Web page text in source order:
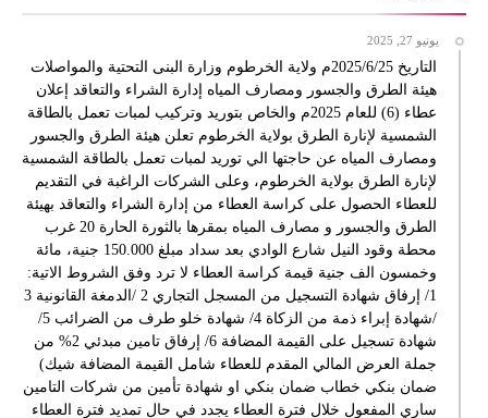
يونيو 27, 2025
التاريخ 2025/6/25م ولاية الخرطوم وزارة البنى التحتية والمواصلات
هيئة الطرق والجسور ومصارف المياه إدارة الشراء والتعاقد إعلان
عطاء (6) للعام 2025م والخاص بتوريد وتركيب لمبات تعمل بالطاقة
الشمسية لإنارة الطرق بولاية الخرطوم تعلن هيئة الطرق والجسور
ومصارف المياه عن حاجتها الي توريد لمبات تعمل بالطاقة الشمسية
لإنارة الطرق بولاية الخرطوم، وعلى الشركات الراغبة في التقديم
للعطاء الحصول على كراسة العطاء من إدارة الشراء والتعاقد بهيئة
الطرق والجسور و مصارف المياه بمقرها بالثورة الحارة 20 غرب
محطة وقود النيل شارع الوادي بعد سداد مبلغ 150.000 جنية، مائة
وخمسون الف جنية قيمة كراسة العطاء لا ترد وفق الشروط الاتية:
1/ إرفاق شهادة التسجيل من المسجل التجاري 2 /الدمغة القانونية 3
/شهادة إبراء ذمة من الزكاة 4/ شهادة خلو طرف من الضرائب 5/
شهادة تسجيل على القيمة المضافة 6/ إرفاق تامين مبدئي 2% من
جملة العرض المالي المقدم للعطاء شامل القيمة المضافة شيك)
ضمان بنكي خطاب ضمان بنكي او شهادة تأمين من شركات التامين
ساري المفعول خلال فترة العطاء يجدد في حال تمديد فترة العطاء